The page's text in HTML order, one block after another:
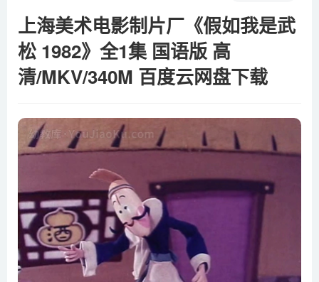
上海美术电影制片厂《假如我是武
松 1982》全1集 国语版 高
清/MKV/340M 百度云网盘下载